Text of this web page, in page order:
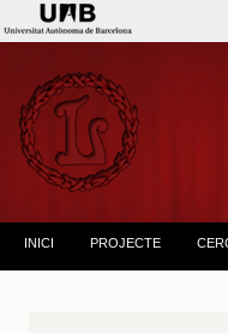
INICI PROJECTE